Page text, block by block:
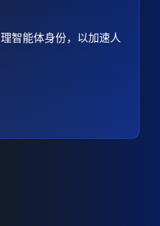
智能体身份，以加速人